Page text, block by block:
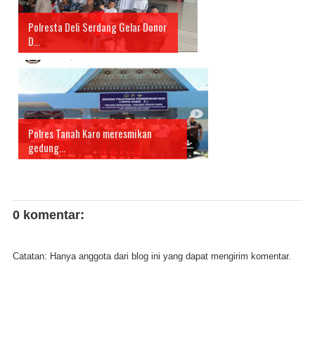
Polresta Deli Serdang Gelar Donor
D...
Polres Tanah Karo meresmikan
gedung...
0 komentar:
Catatan: Hanya anggota dari blog ini yang dapat mengirim komentar.